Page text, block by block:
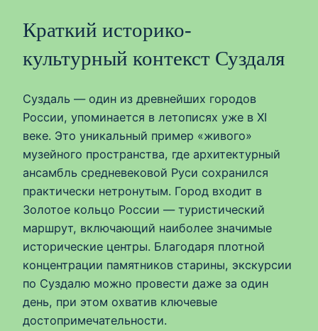
Краткий историко-
культурный контекст Суздаля
Суздаль — один из древнейших городов
России, упоминается в летописях уже в XI
веке. Это уникальный пример «живого»
музейного пространства, где архитектурный
ансамбль средневековой Руси сохранился
практически нетронутым. Город входит в
Золотое кольцо России — туристический
маршрут, включающий наиболее значимые
исторические центры. Благодаря плотной
концентрации памятников старины, экскурсии
по Суздалю можно провести даже за один
день, при этом охватив ключевые
достопримечательности.